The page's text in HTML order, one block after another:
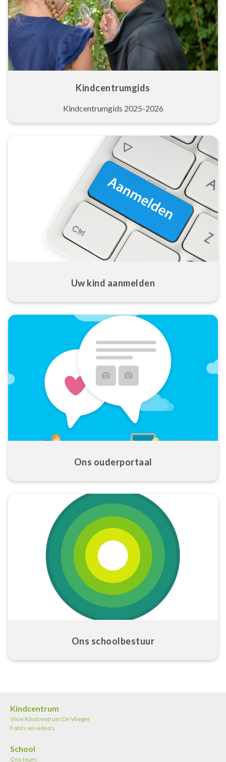
Kindcentrumgids
Kindcentrumgids 2025-2026
Uw kind aanmelden
Ons ouderportaal
Ons schoolbestuur
Kindcentrum
Visie Kindcentrum De Vlieger
Foto's en video's
School
Ons team